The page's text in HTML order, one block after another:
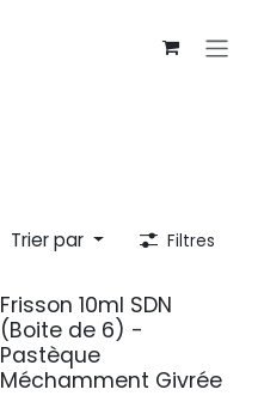
Trier par Filtres
Frisson 10ml SDN
(Boite de 6) -
Pastèque
Méchamment Givrée